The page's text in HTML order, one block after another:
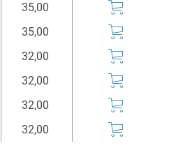
35,00
35,00
32,00
32,00
32,00
32,00